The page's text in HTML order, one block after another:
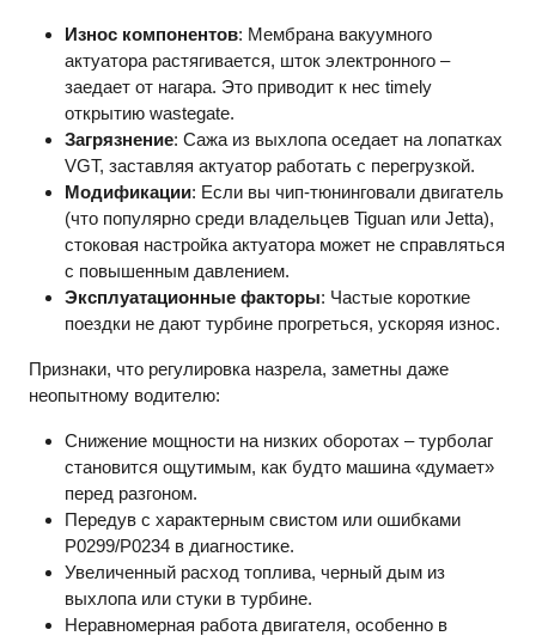
Износ компонентов: Мембрана вакуумного
актуатора растягивается, шток электронного –
заедает от нагара. Это приводит к нес timely
открытию wastegate.
Загрязнение: Сажа из выхлопа оседает на лопатках
VGT, заставляя актуатор работать с перегрузкой.
Модификации: Если вы чип-тюнинговали двигатель
(что популярно среди владельцев Tiguan или Jetta),
стоковая настройка актуатора может не справляться
с повышенным давлением.
Эксплуатационные факторы: Частые короткие
поездки не дают турбине прогреться, ускоряя износ.
Признаки, что регулировка назрела, заметны даже
неопытному водителю:
Снижение мощности на низких оборотах – турболаг
становится ощутимым, как будто машина «думает»
перед разгоном.
Передув с характерным свистом или ошибками
P0299/P0234 в диагностике.
Увеличенный расход топлива, черный дым из
выхлопа или стуки в турбине.
Неравномерная работа двигателя, особенно в